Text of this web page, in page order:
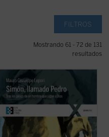
FILTROS
Mostrando 61 - 72 de 131
resultados
sencilla, profunda y apasionada de la vida
de san Pedro desde que conoció a Jesús y,
dejándolo todo, lo siguió, hasta su último
Lepori nos ...